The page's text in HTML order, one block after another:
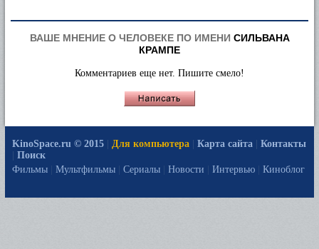
ВАШЕ МНЕНИЕ О ЧЕЛОВЕКЕ ПО ИМЕНИ СИЛЬВАНА
КРАМПЕ
Комментариев еще нет. Пишите смело!
KinoSpace.ru © 2015 Для компьютера Карта сайта
Контакты
Поиск
Фильмы
Мультфильмы Сериалы Новости Интервью Киноблог